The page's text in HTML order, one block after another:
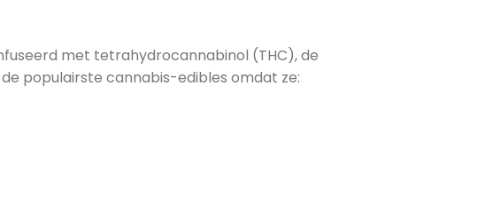
met tetrahydrocannabinol (THC), de
populairste cannabis-edibles omdat ze: